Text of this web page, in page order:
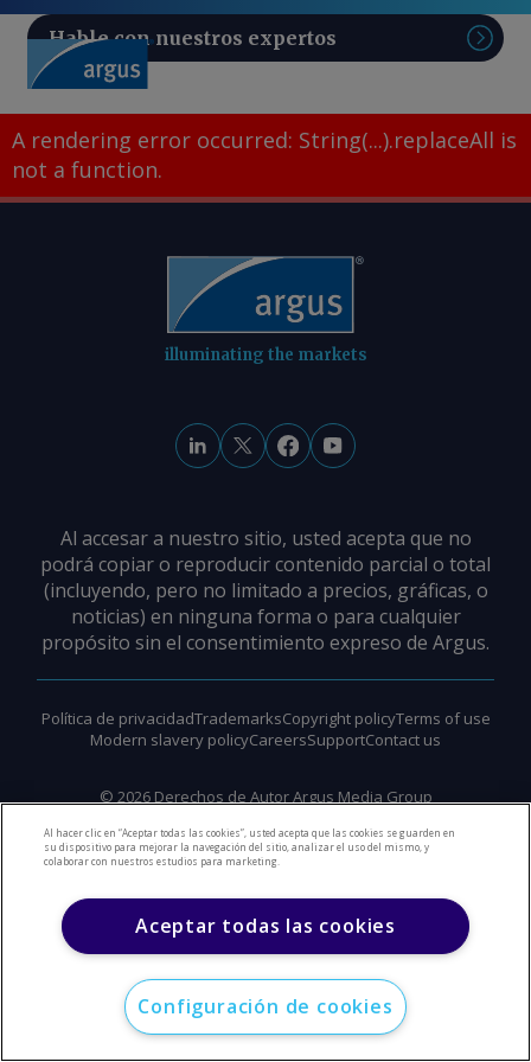
Hable con nuestros expertos
A rendering error occurred: String(...).replaceAll is
not a function.
illuminating the markets
Al accesar a nuestro sitio, usted acepta que no
podrá copiar o reproducir contenido parcial o total
(incluyendo, pero no limitado a precios, gráficas, o
noticias) en ninguna forma o para cualquier
propósito sin el consentimiento expreso de Argus.
© 2026 Derechos de Autor Argus Media Group
Política de privacidadTrademarksCopyright policyTerms of use
Modern slavery policyCareersSupportContact us
Al hacer clic en “Aceptar todas las cookies”, usted acepta que las cookies se guarden en
su dispositivo para mejorar la navegación del sitio, analizar el uso del mismo, y
colaborar con nuestros estudios para marketing.
Aceptar todas las cookies
Configuración de cookies